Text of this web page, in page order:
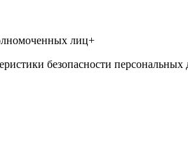
лиц+
безопасности